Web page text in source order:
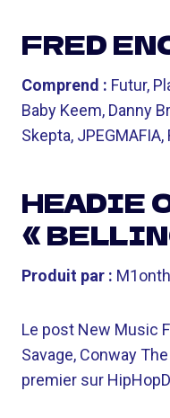
FRED
Comprend : Futur,
Baby Keem, Danny
Skepta,
HEADIE
«
Produit par :
Le post New Music
Savage, Conway
premier sur